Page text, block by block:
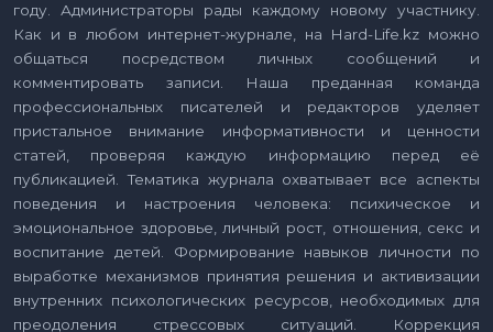
году. Администраторы рады каждому новому участнику.
Как и в любом интернет-журнале, на Hard-Life.kz можно
общаться посредством личных сообщений и
комментировать записи. Наша преданная команда
профессиональных писателей и редакторов уделяет
пристальное внимание информативности и ценности
статей, проверяя каждую информацию перед её
публикацией. Тематика журнала охватывает все аспекты
поведения и настроения человека: психическое и
эмоциональное здоровье, личный рост, отношения, секс и
воспитание детей. Формирование навыков личности по
выработке механизмов принятия решения и активизации
внутренних психологических ресурсов, необходимых для
преодоления стрессовых ситуаций. Коррекция